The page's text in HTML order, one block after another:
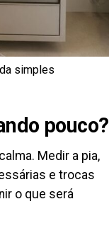
simples
pouco?
Medir a pia,
e trocas
o que será